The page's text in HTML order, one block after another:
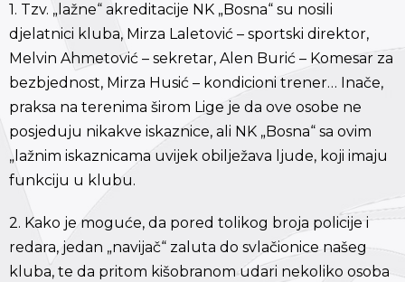
1. Tzv. „lažne“ akreditacije NK „Bosna“ su nosili
djelatnici kluba, Mirza Laletović – sportski direktor,
Melvin Ahmetović – sekretar, Alen Burić – Komesar za
bezbjednost, Mirza Husić – kondicioni trener… Inače,
praksa na terenima širom Lige je da ove osobe ne
posjeduju nikakve iskaznice, ali NK „Bosna“ sa ovim
„lažnim iskaznicama uvijek obilježava ljude, koji imaju
funkciju u klubu.
2. Kako je moguće, da pored tolikog broja policije i
redara, jedan „navijač“ zaluta do svlačionice našeg
kluba, te da pritom kišobranom udari nekoliko osoba